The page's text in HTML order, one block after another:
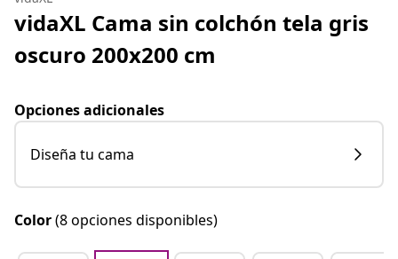
vidaXL Cama sin colchón tela gris
oscuro 200x200 cm
Opciones adicionales
Diseña tu cama
Color(8 opciones disponibles)